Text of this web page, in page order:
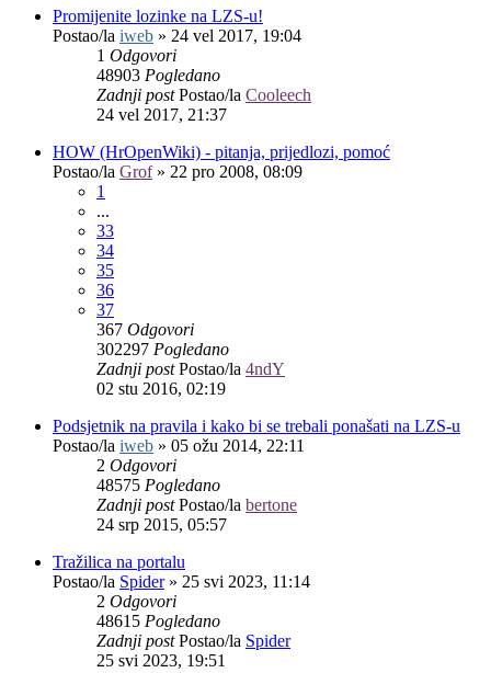
Promijenite lozinke na LZS-u!
Postao/la iweb » 24 vel 2017, 19:04
1 Odgovori
48903 Pogledano
Zadnji postPostao/la Cooleech
24 vel 2017, 21:37
HOW (HrOpenWiki) - pitanja, prijedlozi, pomoć
Postao/la Grof» 22 pro 2008, 08:09
1
...
33
34
35
36
37
367 Odgovori
302297 Pogledano
Zadnji postPostao/la 4ndY
02 stu 2016, 02:19
Podsjetnik na pravila i kako bi se trebali ponašati na LZS-u
Postao/la iweb » 05 ožu 2014, 22:11
2 Odgovori
48575 Pogledano
Zadnji postPostao/la bertone
24 srp 2015, 05:57
Tražilica na portalu
Postao/la Spider» 25 svi 2023, 11:14
2 Odgovori
48615 Pogledano
Zadnji postPostao/la Spider
25 svi 2023, 19:51